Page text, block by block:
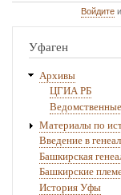
1791
ноября
Купчая
полковника
Войдите
Уфаген
Архивы
ЦГИА РБ
Ведомственные
Материалы по
Введение в
Башкирская
Башкирские
История Уфы